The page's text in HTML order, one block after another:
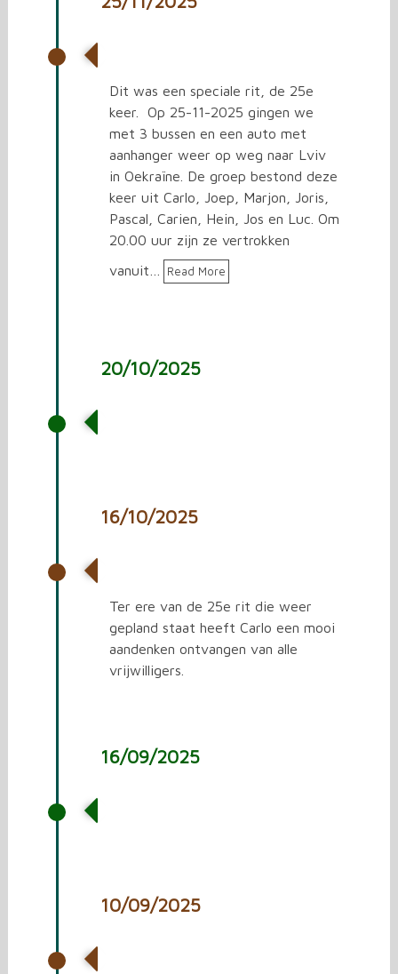
Dit was een speciale rit, de 25e
keer. Op 25-11-2025 gingen we
met 3 bussen en een auto met
aanhanger weer op weg naar Lviv
in Oekraïne. De groep bestond deze
keer uit Carlo, Joep, Marjon, Joris,
Pascal, Carien, Hein, Jos en Luc. Om
20.00 uur zijn ze vertrokken
vanuit…
Read More
20/10/2025
16/10/2025
Ter ere van de 25e rit die weer
gepland staat heeft Carlo een mooi
aandenken ontvangen van alle
vrijwilligers.
16/09/2025
10/09/2025